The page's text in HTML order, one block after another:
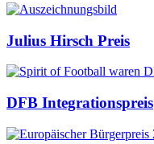
Auszeichnungen
Julius Hirsch Preis
DFB Integrationspreis